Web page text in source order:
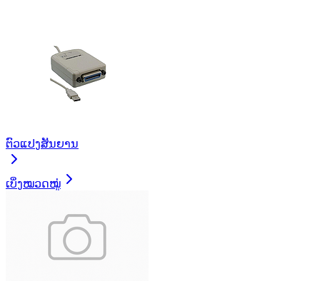
ຕົວແປງສັນຍານ
ເບິ່ງໝວດໝູ່